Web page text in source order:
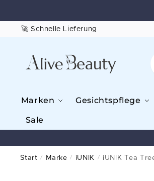
🚀 Schnelle Lieferung
Marken Gesichtspflege
Sale
Start / Marke / iUNIK / iUNIK Tea